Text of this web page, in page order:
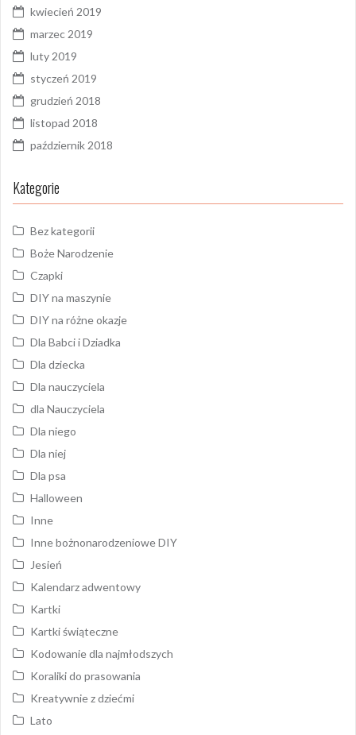
kwiecień 2019
marzec 2019
luty 2019
styczeń 2019
grudzień 2018
listopad 2018
październik 2018
Kategorie
Bez kategorii
Boże Narodzenie
Czapki
DIY na maszynie
DIY na różne okazje
Dla Babci i Dziadka
Dla dziecka
Dla nauczyciela
dla Nauczyciela
Dla niego
Dla niej
Dla psa
Halloween
Inne
Inne bożnonarodzeniowe DIY
Jesień
Kalendarz adwentowy
Kartki
Kartki świąteczne
Kodowanie dla najmłodszych
Koraliki do prasowania
Kreatywnie z dziećmi
Lato